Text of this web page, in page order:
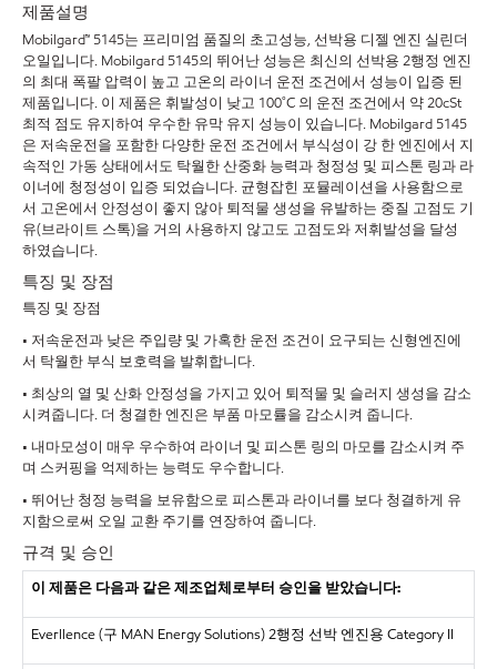
제품설명
Mobilgard™ 5145는 프리미엄 품질의 초고성능, 선박용 디젤 엔진 실린더
오일입니다. Mobilgard 5145의 뛰어난 성능은 최신의 선박용 2행정 엔진
의 최대 폭팔 압력이 높고 고온의 라이너 운전 조건에서 성능이 입증 된
제품입니다. 이 제품은 휘발성이 낮고 100˚C 의 운전 조건에서 약 20cSt
최적 점도 유지하여 우수한 유막 유지 성능이 있습니다. Mobilgard 5145
은 저속운전을 포함한 다양한 운전 조건에서 부식성이 강 한 엔진에서 지
속적인 가동 상태에서도 탁월한 산중화 능력과 청정성 및 피스톤 링과 라
이너에 청정성이 입증 되었습니다. 균형잡힌 포뮬레이션을 사용함으로
서 고온에서 안정성이 좋지 않아 퇴적물 생성을 유발하는 중질 고점도 기
유(브라이트 스톡)을 거의 사용하지 않고도 고점도와 저휘발성을 달성
하였습니다.
특징 및 장점
특징 및 장점
• 저속운전과 낮은 주입량 및 가혹한 운전 조건이 요구되는 신형엔진에
서 탁월한 부식 보호력을 발휘합니다.
• 최상의 열 및 산화 안정성을 가지고 있어 퇴적물 및 슬러지 생성을 감소
시켜줍니다. 더 청결한 엔진은 부품 마모률을 감소시켜 줍니다.
• 내마모성이 매우 우수하여 라이너 및 피스톤 링의 마모를 감소시켜 주
며 스커핑을 억제하는 능력도 우수합니다.
• 뛰어난 청정 능력을 보유함으로 피스톤과 라이너를 보다 청결하게 유
지함으로써 오일 교환 주기를 연장하여 줍니다.
규격 및 승인
이 제품은 다음과 같은 제조업체로부터 승인을 받았습니다:
Everllence (구 MAN Energy Solutions) 2행정 선박 엔진용 Category II